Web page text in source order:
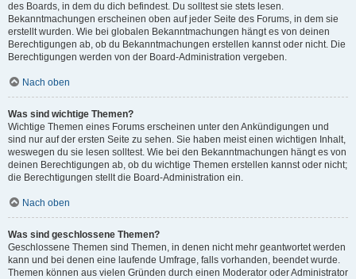
des Boards, in dem du dich befindest. Du solltest sie stets lesen.
Bekanntmachungen erscheinen oben auf jeder Seite des Forums, in dem sie
erstellt wurden. Wie bei globalen Bekanntmachungen hängt es von deinen
Berechtigungen ab, ob du Bekanntmachungen erstellen kannst oder nicht. Die
Berechtigungen werden von der Board-Administration vergeben.
Nach oben
Was sind wichtige Themen?
Wichtige Themen eines Forums erscheinen unter den Ankündigungen und
sind nur auf der ersten Seite zu sehen. Sie haben meist einen wichtigen Inhalt,
weswegen du sie lesen solltest. Wie bei den Bekanntmachungen hängt es von
deinen Berechtigungen ab, ob du wichtige Themen erstellen kannst oder nicht;
die Berechtigungen stellt die Board-Administration ein.
Nach oben
Was sind geschlossene Themen?
Geschlossene Themen sind Themen, in denen nicht mehr geantwortet werden
kann und bei denen eine laufende Umfrage, falls vorhanden, beendet wurde.
Themen können aus vielen Gründen durch einen Moderator oder Administrator